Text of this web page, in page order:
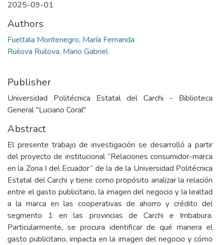
2025-09-01
Authors
Fueltala Montenegro, María Fernanda
Ruilova Ruilova, Mario Gabriel
Publisher
Universidad Politécnica Estatal del Carchi - Biblioteca
General "Luciano Coral"
Abstract
El presente trabajo de investigación se desarrolló a partir
del proyecto de institucional “Relaciones consumidor-marca
en la Zona I del Ecuador” de la de la Universidad Politécnica
Estatal del Carchi y tiene como propósito analizar la relación
entre el gasto publicitario, la imagen del negocio y la lealtad
a la marca en las cooperativas de ahorro y crédito del
segmento 1 en las provincias de Carchi e Imbabura.
Particularmente, se procura identificar de qué manera el
gasto publicitario, impacta en la imagen del negocio y cómo